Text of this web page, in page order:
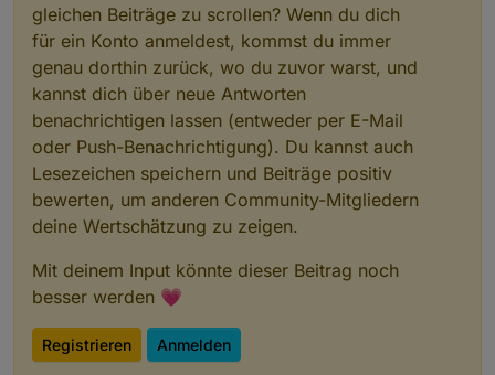
gleichen Beiträge zu scrollen? Wenn du dich
für ein Konto anmeldest, kommst du immer
genau dorthin zurück, wo du zuvor warst, und
kannst dich über neue Antworten
benachrichtigen lassen (entweder per E-Mail
oder Push-Benachrichtigung). Du kannst auch
Lesezeichen speichern und Beiträge positiv
bewerten, um anderen Community-Mitgliedern
deine Wertschätzung zu zeigen.
Mit deinem Input könnte dieser Beitrag noch
besser werden 💗
Registrieren Anmelden